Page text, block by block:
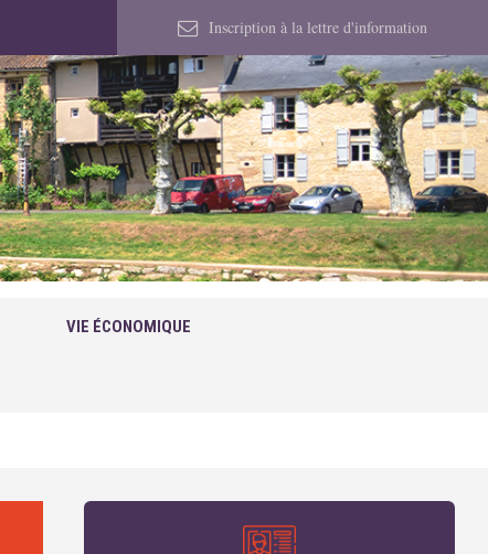
Inscription à la lettre d'information
VIE ÉCONOMIQUE